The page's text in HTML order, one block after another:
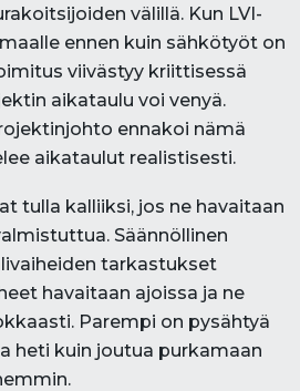
välillä. Kun LVI-
ennen kuin sähkötyöt on
viivästyy kriittisessä
aikataulu voi venyä.
ennakoi nämä
aikataulut realistisesti.
tulla kalliiksi, jos ne havaitaan
Säännöllinen
tarkastukset
havaitaan ajoissa ja ne
Parempi on pysähtyä
heti kuin joutua purkamaan